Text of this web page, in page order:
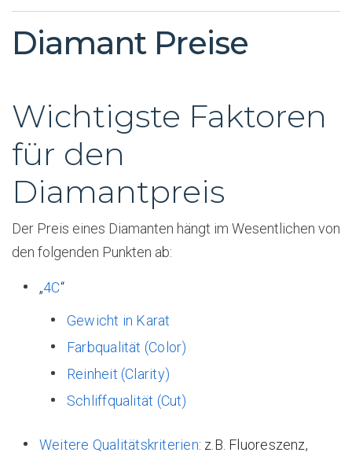
Partner für Schmuck
Die Echtheit eines Diamanten
Diamanten online kaufen
FAQ
Diamant Preise
Wichtigste Faktoren
für den
Diamantpreis
Der Preis eines Diamanten hängt im Wesentlichen von
den folgenden Punkten ab:
„4C“
Gewicht in Karat
Farbqualität (Color)
Reinheit (Clarity)
Schliffqualität (Cut)
Weitere Qualitätskriterien: z.B. Fluoreszenz,